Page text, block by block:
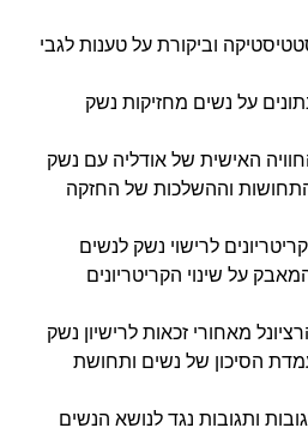
- 00:02:30: סטטיסטיקה וביקורת על טענות לגבי
- 00:04:15: נתונים על נשים מחזיקות נשק
- 00:06:30: התחושות וההשלכות של החזקה
- 00:09:15: המאבק על שינוי הקריטריונים
- 00:12:00: עמדת הסיכון של נשים ותחושת
- 00:13:15: תגובות ותגובות נגד לנושא הנשים